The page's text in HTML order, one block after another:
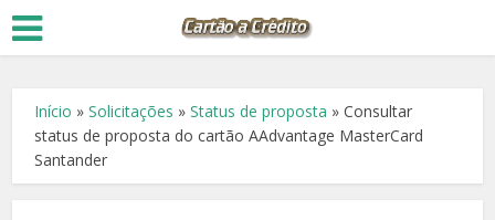
Início »Solicitações »Status de proposta »Consultar
status de proposta do cartão AAdvantage MasterCard
Santander